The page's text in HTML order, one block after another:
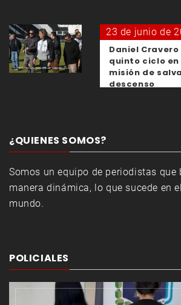
23 de junio de
Daniel
quinto ciclo en
misión de
descenso
¿QUIENES SOMOS?
Somos un equipo de periodistas que
manera dinámica, lo que sucede en
mundo.
POLICIALES